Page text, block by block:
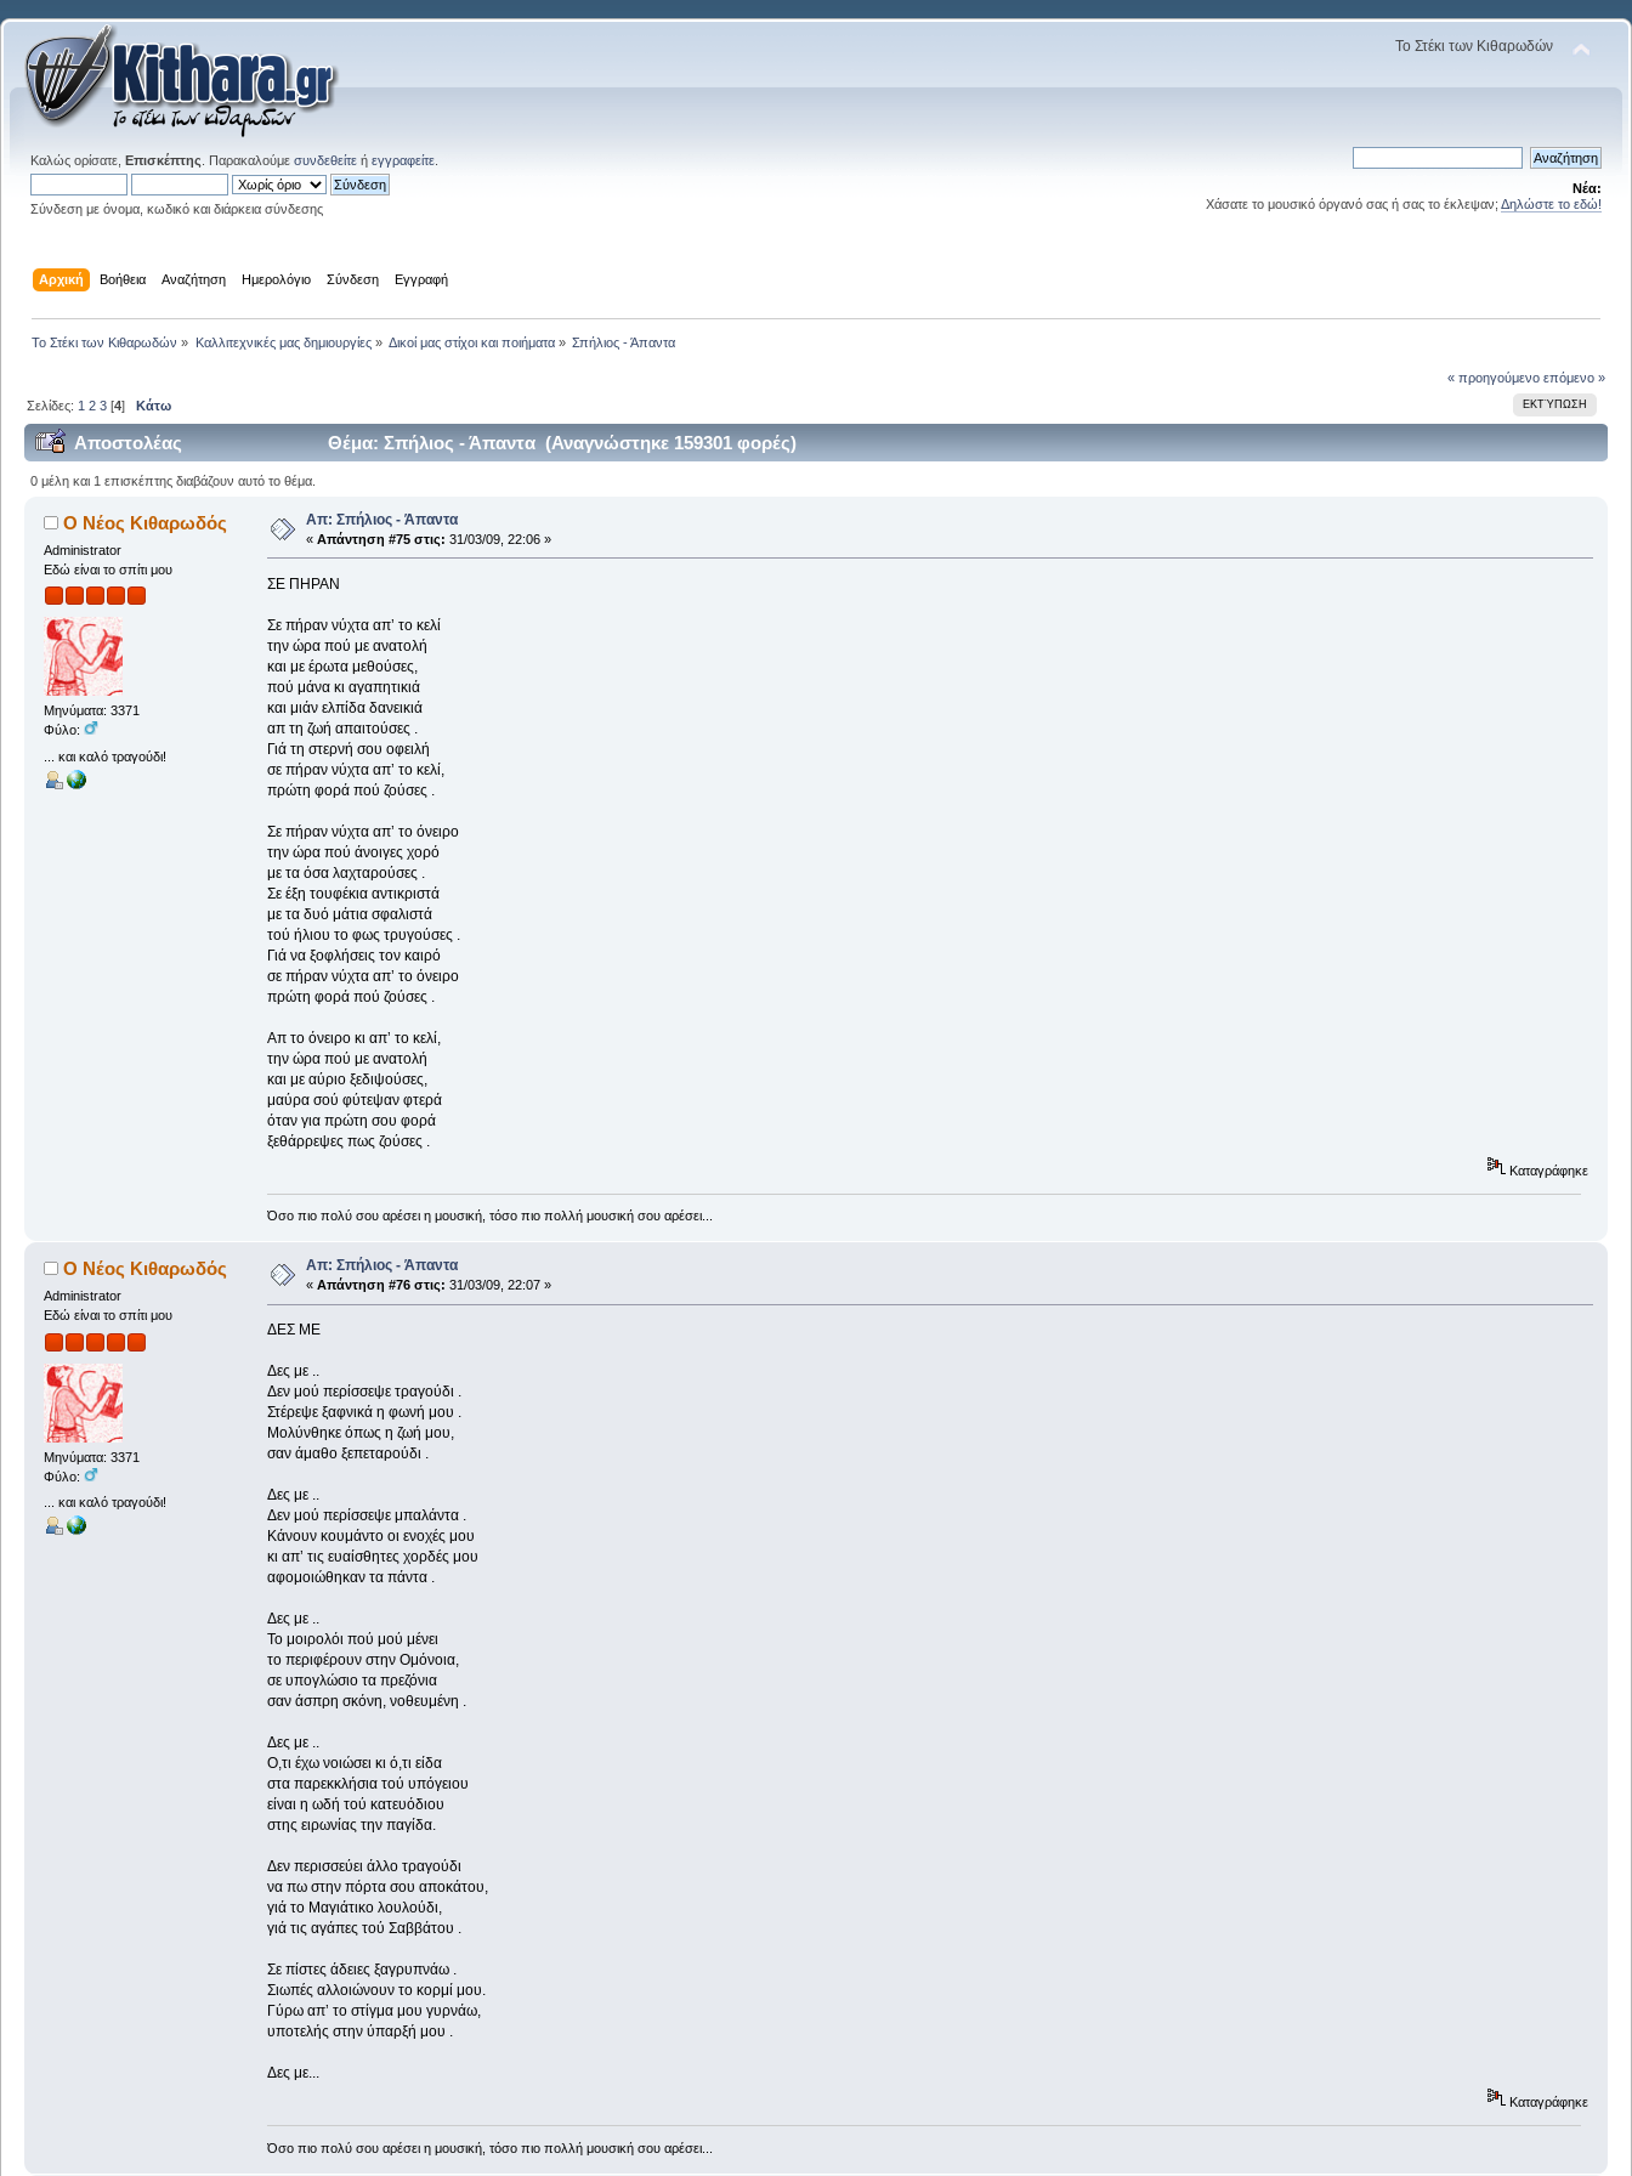
Το Στέκι των Κιθαρωδών
Καλώς ορίσατε, Επισκέπτης . Παρακαλούμε συνδεθείτε ή εγγραφείτε
Σύνδεση με όνομα, κωδικό και διάρκεια σύνδεσης
Νέα:
Χάσατε το μουσικό όργανό σας ή σας το έκλεψαν; Δηλώστε το εδώ!
Αρχική Βοήθεια Αναζήτηση Ημερολόγιο Σύνδεση Εγγραφή
Το Στέκι των Κιθαρωδών » Καλλιτεχνικές μας δημιουργίες» Δικοί μας στίχοι και ποιήματα» Σπήλιος - Άπαντα
« προηγούμενο επόμενο »
ΕΚΤΎΠΩΣΗ
Σελίδες: 1 2 3 [4]Κάτω
Αποστολέας Θέμα: Σπήλιος - Άπαντα (Αναγνώστηκε 159301 φορές)
0 μέλη και 1 επισκέπτης διαβάζουν αυτό το θέμα.
Ο Νέος Κιθαρωδός
Administrator
Εδώ είναι το σπίτι μου
Μηνύματα: 3371
Φύλο:
... και καλό τραγούδι!
Απ: Σπήλιος - Άπαντα
« Απάντηση #75 στις: 31/03/09, 22:06 »
ΣΕ ΠΗΡΑΝ
Σε πήραν νύχτα απ’ το κελί
την ώρα πού με ανατολή
και με έρωτα μεθούσες,
πού μάνα κι αγαπητικιά
και μιάν ελπίδα δανεικιά
απ τη ζωή απαιτούσες .
Γιά τη στερνή σου οφειλή
σε πήραν νύχτα απ’ το κελί,
πρώτη φορά πού ζούσες .
Σε πήραν νύχτα απ’ το όνειρο
την ώρα πού άνοιγες χορό
με τα όσα λαχταρούσες .
Σε έξη τουφέκια αντικριστά
με τα δυό μάτια σφαλιστά
τού ήλιου το φως τρυγούσες .
Γιά να ξοφλήσεις τον καιρό
σε πήραν νύχτα απ’ το όνειρο
πρώτη φορά πού ζούσες .
Απ το όνειρο κι απ’ το κελί,
την ώρα πού με ανατολή
και με αύριο ξεδιψούσες,
μαύρα σού φύτεψαν φτερά
όταν για πρώτη σου φορά
ξεθάρρεψες πως ζούσες .
Καταγράφηκε
Όσο πιο πολύ σου αρέσει η μουσική, τόσο πιο πολλή μουσική σου αρέσει...
Ο Νέος Κιθαρωδός
Administrator
Εδώ είναι το σπίτι μου
Μηνύματα: 3371
Φύλο:
... και καλό τραγούδι!
Απ: Σπήλιος - Άπαντα
« Απάντηση #76 στις: 31/03/09, 22:07 »
ΔΕΣ ΜΕ
Δες με ..
Δεν μού περίσσεψε τραγούδι .
Στέρεψε ξαφνικά η φωνή μου .
Μολύνθηκε όπως η ζωή μου,
σαν άμαθο ξεπεταρούδι .
Δες με ..
Δεν μού περίσσεψε μπαλάντα .
Κάνουν κουμάντο οι ενοχές μου
κι απ’ τις ευαίσθητες χορδές μου
αφομοιώθηκαν τα πάντα .
Δες με ..
Το μοιρολόι πού μού μένει
το περιφέρουν στην Ομόνοια,
σε υπογλώσιο τα πρεζόνια
σαν άσπρη σκόνη, νοθευμένη .
Δες με ..
Ο,τι έχω νοιώσει κι ό,τι είδα
στα παρεκκλήσια τού υπόγειου
είναι η ωδή τού κατευόδιου
στης ειρωνίας την παγίδα.
Δεν περισσεύει άλλο τραγούδι
να πω στην πόρτα σου αποκάτου,
γιά το Μαγιάτικο λουλούδι,
γιά τις αγάπες τού Σαββάτου .
Σε πίστες άδειες ξαγρυπνάω .
Σιωπές αλλοιώνουν το κορμί μου.
Γύρω απ’ το στίγμα μου γυρνάω,
υποτελής στην ύπαρξή μου .
Δες με...
Καταγράφηκε
Όσο πιο πολύ σου αρέσει η μουσική, τόσο πιο πολλή μουσική σου αρέσει...